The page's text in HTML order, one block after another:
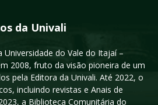
da Univali
do Vale do Itajaí –
2008, fruto da visão pioneira de um
pela Editora da Univali. Até 2022, o
incluindo revistas e Anais de
a Biblioteca Comunitária do